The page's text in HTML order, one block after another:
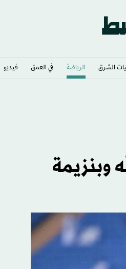
الشرق​ الرياضة في العمق فيديو
وبنزيمة